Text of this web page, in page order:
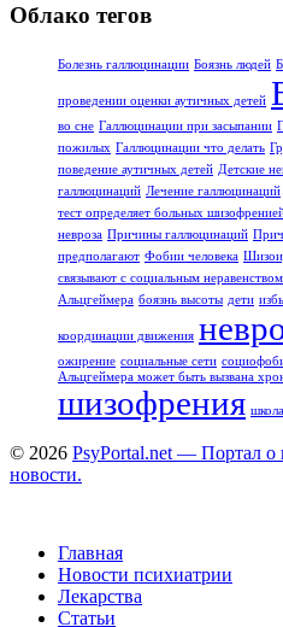
Облако тегов
Болезнь галлюцинации Боязнь людей
проведении оценки аутичных детей
во сне Галлюцинации при засыпании
пожилых Галлюцинации что делать
поведение аутичных детей Детские
галлюцинаций Лечение галлюцинаций
тест определяет больных
невроза Причины галлюцинаций
предполагают Фобии человека
связывают с социальным неравенством
Альцгеймера боязнь высоты дети
координации движения
ожирение социальные сети
Альцгеймера может быть вызвана
шизофрения школа
© 2026 PsyPortal.net — Портал о
новости.
Главная
Новости психиатрии
Лекарства
Статьи